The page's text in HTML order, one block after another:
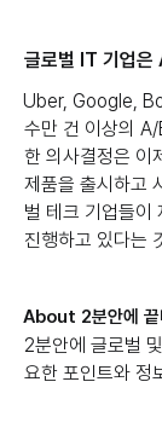
글로벌 IT 기업은
Uber, Google,
수만 건 이상의
한 의사결정은 이
제품을 출시하고
벌 테크 기업들이
진행하고 있다는
About 2분안에 끝
2분안에 글로벌
요한 포인트와 정